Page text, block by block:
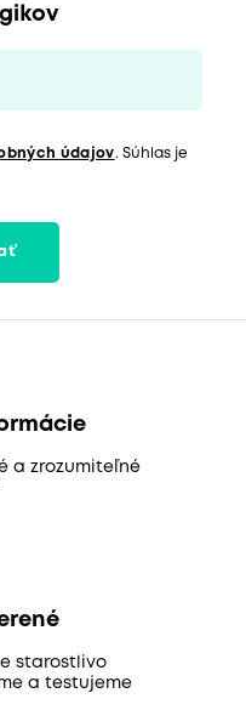
údajov. Súhlas je
a zrozumiteľné
starostlivo
a testujeme